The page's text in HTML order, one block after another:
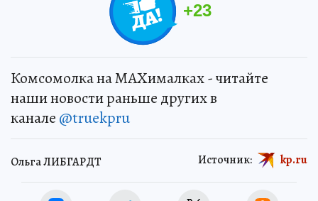
+23
Комсомолка на MAXималках - читайте
наши новости раньше других в
канале @truekpru
Ольга ЛИБГАРДТ Источник: kp.ru